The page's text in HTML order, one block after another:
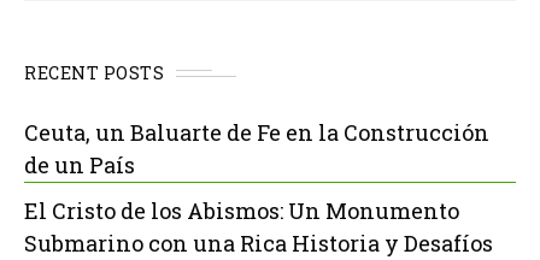
RECENT POSTS
Ceuta, un Baluarte de Fe en la Construcción
de un País
El Cristo de los Abismos: Un Monumento
Submarino con una Rica Historia y Desafíos